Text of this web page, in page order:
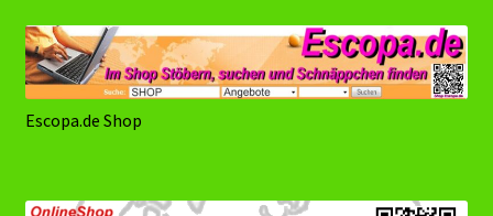
Escopa.de Shop